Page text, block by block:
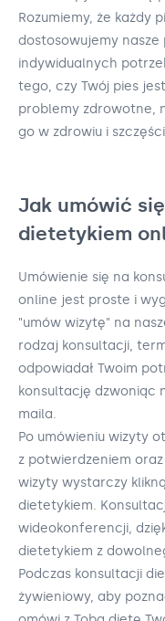
Rozumiemy, że każdy
dostosowujemy
indywidualnych
tego, czy Twój pies
problemy zdrowotne,
go w zdrowiu i
Jak umówić
dietetykiem
Umówienie się na
online jest proste i
"umów wizytę" na
rodzaj konsultacji,
odpowiadał Twoim
konsultację dzwoniąc
maila.
Po umówieniu wizyty
z potwierdzeniem
wizyty wystarczy
dietetykiem.
wideokonferencji,
dietetykiem z
Podczas konsultacji
żywieniowy, aby